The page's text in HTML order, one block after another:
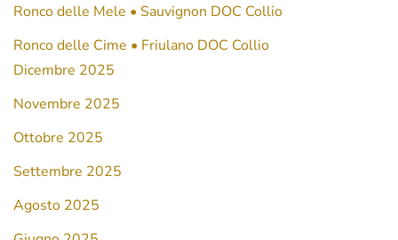
Ronco delle Mele • Sauvignon DOC Collio
Ronco delle Cime • Friulano DOC Collio
Dicembre 2025
Novembre 2025
Ottobre 2025
Settembre 2025
Agosto 2025